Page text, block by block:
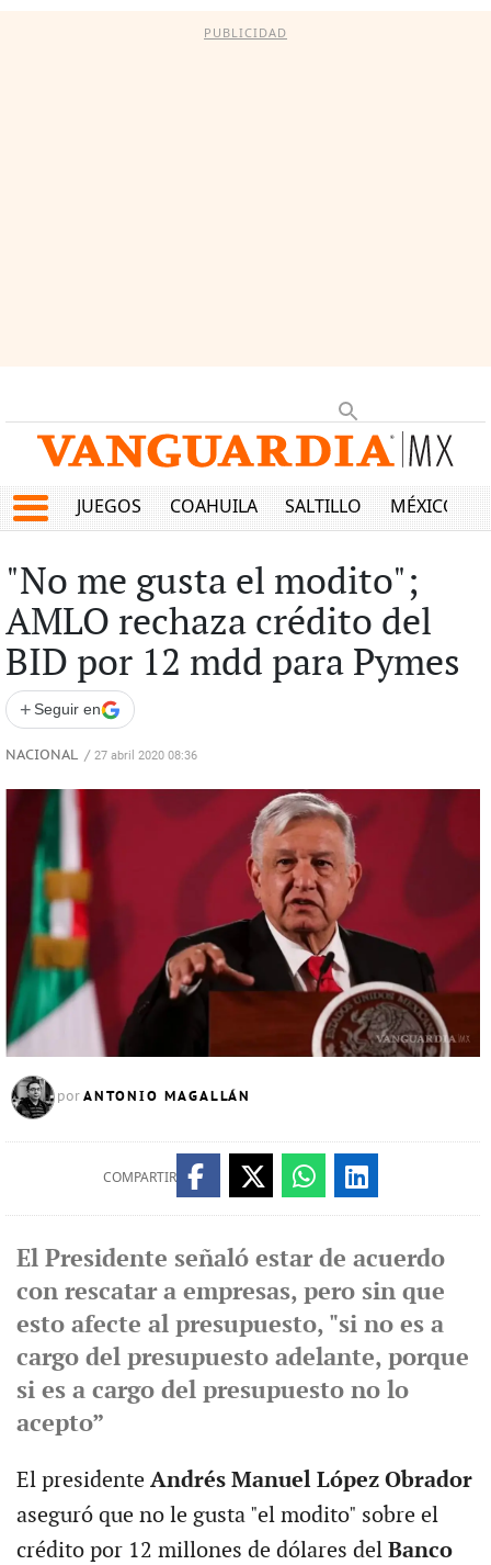
PUBLICIDAD
JUEGOS COAHUILA SALTILLO MÉXICO
"No me gusta el modito";
AMLO rechaza crédito del
BID por 12 mdd para Pymes
+ Seguir en
NACIONAL / 27 abril 2020 08:36
por ANTONIO MAGALLÁN
COMPARTIR
El Presidente señaló estar de acuerdo
con rescatar a empresas, pero sin que
esto afecte al presupuesto, "si no es a
cargo del presupuesto adelante, porque
si es a cargo del presupuesto no lo
acepto”
El presidente Andrés Manuel López Obrador
aseguró que no le gusta "el modito" sobre el
crédito por 12 millones de dólares del Banco